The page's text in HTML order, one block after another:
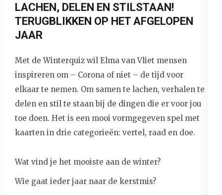
LACHEN, DELEN EN STILSTAAN!
TERUGBLIKKEN OP HET AFGELOPEN
JAAR
Met de Winterquiz wil Elma van Vliet mensen
inspireren om – Corona of niet – de tijd voor
elkaar te nemen. Om samen te lachen, verhalen te
delen en stil te staan bij de dingen die er voor jou
toe doen. Het is een mooi vormgegeven spel met
kaarten in drie categorieën: vertel, raad en doe.
Wat vind je het mooiste aan de winter?
Wie gaat ieder jaar naar de kerstmis?